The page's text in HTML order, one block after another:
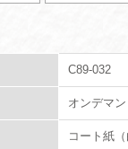
C89-032
オンデマ
コート紙